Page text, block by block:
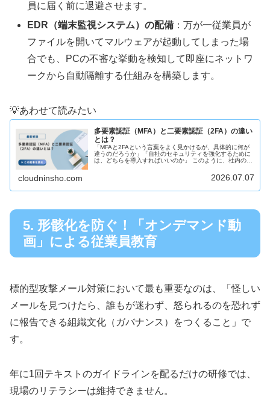
員に届く前に退避させます。
EDR（端末監視システム）の配備 ：万が一従業員が
ファイルを開いてマルウェアが起動してしまった場
合でも、PCの不審な挙動を検知して即座にネットワ
ークから自動隔離する仕組みを構築します。
💡あわせて読みたい
多要素認証（MFA）と二要素認証（2FA）の違い
とは？
「MFAと2FAという言葉をよく見かけるが、具体的に何が
違うのだろうか」「自社のセキュリティを強化するために
は、どちらを導入すればいいのか」 このように、社内のア
cloudninsho.com 2026.07.07
5. 形骸化を防ぐ！「オンデマンド動
画」による従業員教育
標的型攻撃メール対策において最も重要なのは、「怪しい
メールを見つけたら、誰もが迷わず、怒られるのを恐れず
に報告できる組織文化（ガバナンス）をつくること」で
す。
年に1回テキストのガイドラインを配るだけの研修では、
現場のリテラシーは維持できません。